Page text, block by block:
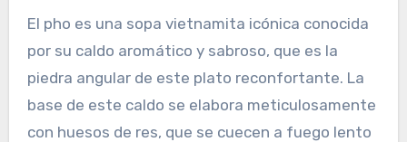
El pho es una sopa vietnamita icónica conocida
por su caldo aromático y sabroso, que es la
piedra angular de este plato reconfortante. La
base de este caldo se elabora meticulosamente
con huesos de res, que se cuecen a fuego lento